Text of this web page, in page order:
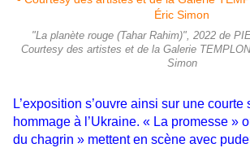
"La planète rouge (Tahar Rahim)", 2022 de
Courtesy des artistes et de la Galerie
Simon
L’exposition s’ouvre ainsi sur une courte
hommage à l’Ukraine. « La promesse »
du chagrin » mettent en scène avec